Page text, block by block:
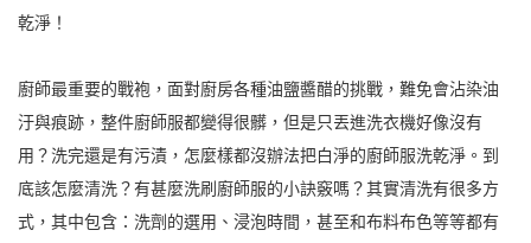
乾淨！
廚師最重要的戰袍，面對廚房各種油鹽醬醋的挑戰，難免會沾染油
汙與痕跡，整件廚師服都變得很髒，但是只丟進洗衣機好像沒有
用？洗完還是有污漬，怎麼樣都沒辦法把白淨的廚師服洗乾淨。到
底該怎麼清洗？有甚麼洗刷廚師服的小訣竅嗎？其實清洗有很多方
式，其中包含：洗劑的選用、浸泡時間，甚至和布料布色等等都有